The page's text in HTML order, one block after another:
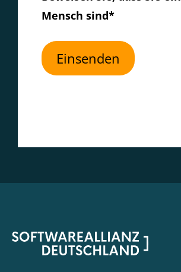
Mensch sind*